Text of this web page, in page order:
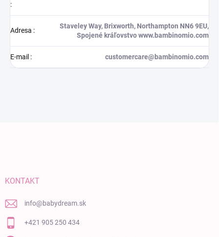
:
Adresa :
Staveley Way, Brixworth, Northampton NN6 9EU,
Spojené kráľovstvo www.bambinomio.com
E-mail : customercare@bambinomio.com
KONTAKT
info@babydream.sk
+421 905 250 434